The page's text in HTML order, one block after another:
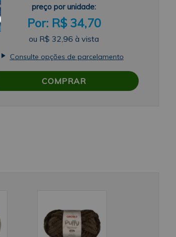
preço por unidade:
R$ 34,70
ou R$ 32,96 à vista
Consulte opções de parcelamento
COMPRAR